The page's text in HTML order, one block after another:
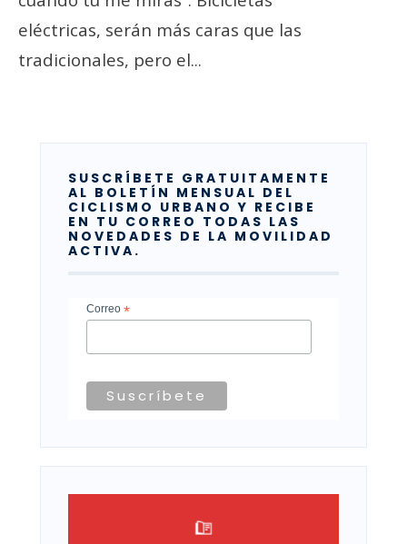
eléctricas, serán más caras que las
tradicionales, pero el...
SUSCRÍBETE GRATUITAMENTE
AL BOLETÍN MENSUAL DEL
CICLISMO URBANO Y RECIBE
EN TU CORREO TODAS LAS
NOVEDADES DE LA MOVILIDAD
ACTIVA.
Correo *